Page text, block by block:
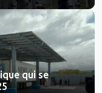
qui se